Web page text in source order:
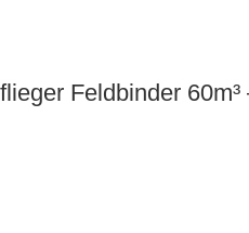
Feldbinder